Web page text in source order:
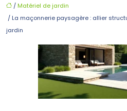
/ Matériel de jardin
/ La maçonnerie paysagère : allier
jardin